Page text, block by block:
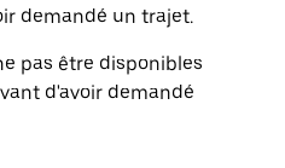
demandé un trajet.
pas être disponibles
d'avoir demandé